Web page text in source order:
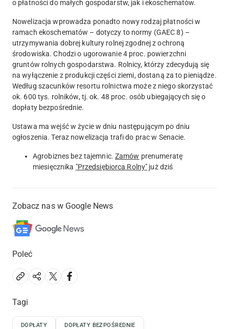
o płatności do małych gospodarstw, jak i ekoschematów.
Nowelizacja wprowadza ponadto nowy rodzaj płatności w
ramach ekoschematów – dotyczy to normy (GAEC 8) –
utrzymywania dobrej kultury rolnej zgodnej z ochroną
środowiska. Chodzi o ugorowanie 4 proc. powierzchni
gruntów rolnych gospodarstwa. Rolnicy, którzy zdecydują się
na wyłączenie z produkcji części ziemi, dostaną za to pieniądze.
Według szacunków resortu rolnictwa może z niego skorzystać
ok. 600 tys. rolników, tj. ok. 48 proc. osób ubiegających się o
dopłaty bezpośrednie.
Ustawa ma wejść w życie w dniu następującym po dniu
ogłoszenia. Teraz nowelizacja trafi do prac w Senacie.
Agrobiznes bez tajemnic. Zamów prenumeratę
miesięcznika "Przedsiębiorca Rolny" już dziś
Zobacz nas w Google News
Poleć
Tagi
DOPŁATY DOPŁATY BEZPOŚREDNIE